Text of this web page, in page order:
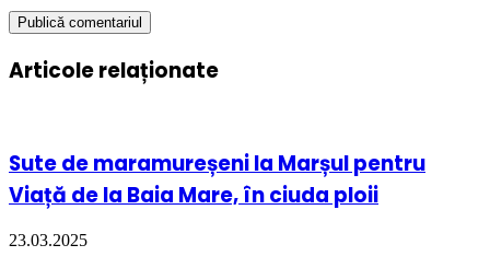
Articole relaționate
Sute de maramureșeni la Marșul pentru
Viață de la Baia Mare, în ciuda ploii
23.03.2025